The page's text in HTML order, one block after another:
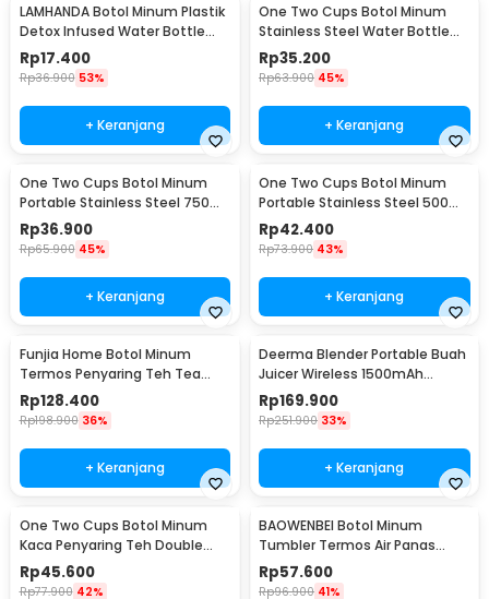
LAMHANDA Botol Minum Plastik
Detox Infused Water Bottle
BPA Free 1L - QWF236
Rp17.400
Rp36.900 53%
+ Keranjang
One Two Cups Botol Minum
Stainless Steel Water Bottle
300ml - YM006
Rp35.200
Rp63.900 45%
+ Keranjang
One Two Cups Botol Minum
Portable Stainless Steel 750ml
- YM006
Rp36.900
Rp65.900 45%
+ Keranjang
One Two Cups Botol Minum
Portable Stainless Steel 500ml
- YM006
Rp42.400
Rp73.900 43%
+ Keranjang
Funjia Home Botol Minum
Termos Penyaring Teh Tea
Infuser 520ml
Rp128.400
Rp198.900 36%
+ Keranjang
Deerma Blender Portable Buah
Juicer Wireless 1500mAh
400ml - DEM-NU05
Rp169.900
Rp251.900 33%
+ Keranjang
One Two Cups Botol Minum
Kaca Penyaring Teh Double
Wall 230ml - X9001
Rp45.600
Rp77.900 42%
BAOWENBEI Botol Minum
Tumbler Termos Air Panas
Dingin Stainless 500ml - A1A0
Rp57.600
Rp96.900 41%